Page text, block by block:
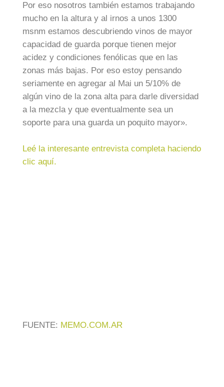
Por eso nosotros también estamos trabajando
mucho en la altura y al irnos a unos 1300
msnm estamos descubriendo vinos de mayor
capacidad de guarda porque tienen mejor
acidez y condiciones fenólicas que en las
zonas más bajas. Por eso estoy pensando
seriamente en agregar al Mai un 5/10% de
algún vino de la zona alta para darle diversidad
a la mezcla y que eventualmente sea un
soporte para una guarda un poquito mayor».
Leé la interesante entrevista completa haciendo
clic aquí.
FUENTE: MEMO.COM.AR